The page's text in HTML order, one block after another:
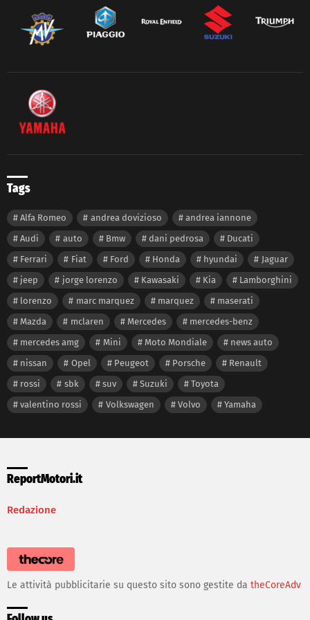
Tags
Alfa Romeo andrea dovizioso
andrea iannone
Audi
auto Bmw dani pedrosa
Ducati
Ferrari
Fiat Ford Honda hyundai
Jaguar
jeep
jorge lorenzo Kawasaki Kia
Lamborghini
lorenzo
marc marquez marquez
maserati
Mazda
mclaren Mercedes
mercedes-benz
mercedes amg
Mini Moto Mondiale
news auto
nissan
Opel Peugeot Porsche
Renault
rossi
sbk suv Suzuki
Toyota
valentino rossi
Volkswagen Volvo Yamaha
ReportMotori.it
Redazione
Le attività pubblicitarie su questo sito sono gestite da theCoreAdv